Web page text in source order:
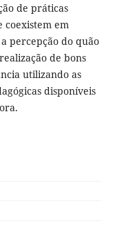
de práticas
coexistem em
percepção do quão
de bons
utilizando as
disponíveis